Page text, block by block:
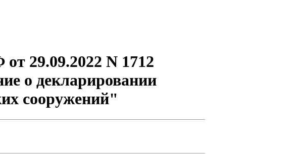
29.09.2022 N 1712
о декларировании
сооружений"